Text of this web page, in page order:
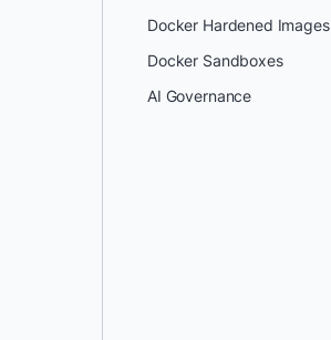
Docker Hardened Images
Docker Sandboxes
AI Governance